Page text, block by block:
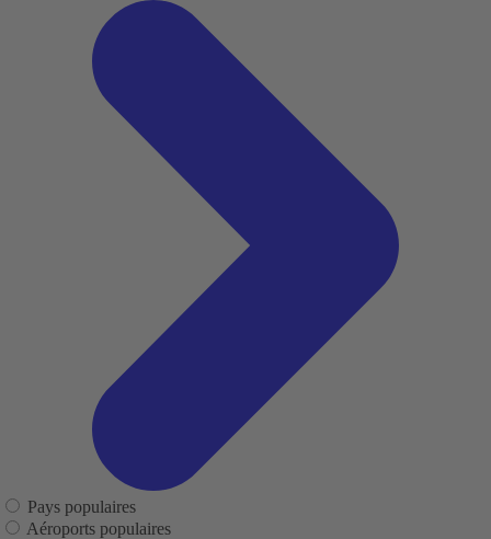
Pays populaires
Aéroports populaires